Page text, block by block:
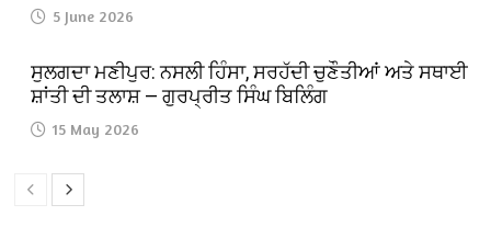
5 June 2026
ਸੁਲਗਦਾ ਮਣੀਪੁਰ: ਨਸਲੀ ਹਿੰਸਾ, ਸਰਹੱਦੀ ਚੁਣੌਤੀਆਂ ਅਤੇ ਸਥਾਈ
ਸ਼ਾਂਤੀ ਦੀ ਤਲਾਸ਼ — ਗੁਰਪ੍ਰੀਤ ਸਿੰਘ ਬਿਲਿੰਗ
15 May 2026